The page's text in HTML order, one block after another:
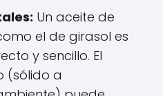
Un aceite de
el de girasol es
y sencillo. El
(sólido a